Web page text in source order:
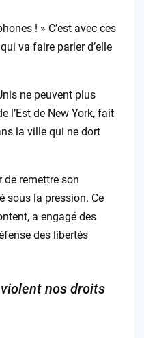
! » C’est avec ces
va faire parler d’elle
ne peuvent plus
l’Est de New York, fait
la ville qui ne dort
de remettre son
sous la pression. Ce
a engagé des
des libertés
nos droits